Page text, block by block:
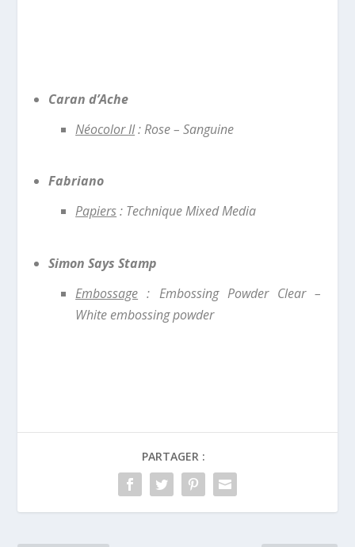
Caran d’Ache
Néocolor II: Rose – Sanguine
Fabriano
Papiers: Technique Mixed Media
Simon Says Stamp
Embossage : Embossing Powder Clear –
White embossing powder
PARTAGER :